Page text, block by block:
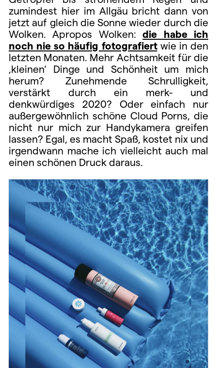
zumindest hier im Allgäu bricht dann von
jetzt auf gleich die Sonne wieder durch die
Wolken. Apropos Wolken:die habe ich
noch nie so häufig fotografiertwie in den
letzten Monaten. Mehr Achtsamkeit für die
‚kleinen‘ Dinge und Schönheit um mich
herum? Zunehmende Schrulligkeit,
verstärkt durch ein merk- und
denkwürdiges 2020? Oder einfach nur
außergewöhnlich schöne Cloud Porns, die
nicht nur mich zur Handykamera greifen
lassen? Egal, es macht Spaß, kostet nix und
irgendwann mache ich vielleicht auch mal
einen schönen Druck daraus.